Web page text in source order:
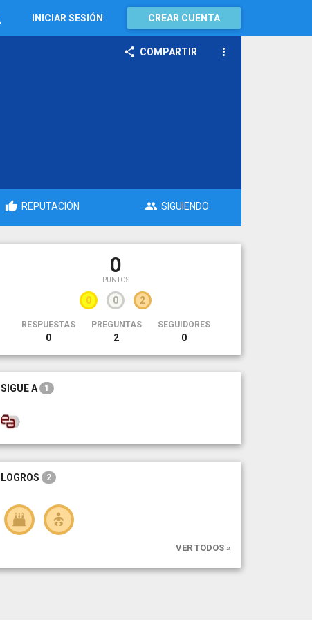
INICIAR SESIÓN CREAR CUENTA
COMPARTIR
REPUTACIÓN SIGUIENDO
0
PUNTOS
0 0 2
RESPUESTAS
0
PREGUNTAS
2
SEGUIDORES
0
SIGUE A 1
LOGROS 2
VER TODOS »